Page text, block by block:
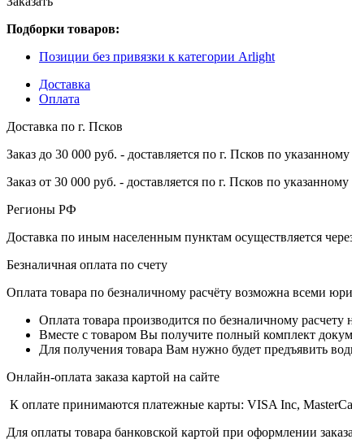
Подборки товаров:
Позиции без привязки к категории Arlight
Доставка
Оплата
Доставка по г. Псков
Заказ до 30 000 руб. - доставляется по г. Псков по
Заказ от 30 000 руб. - доставляется по г. Псков по указанному
Регионы РФ
Доставка по иным населенным пунктам осуществляется
Безналичная оплата по счету
Оплата товара по безналичному расчёту возможна всеми
Оплата товара производится по безналичному расчету
Вместе с товаром Вы получите полный комплект
Для получения товара Вам нужно будет предъявить
Онлайн-оплата заказа картой на сайте
К оплате принимаются платежные карты: VISA Inc,
Для оплаты товара банковской картой при оформлении